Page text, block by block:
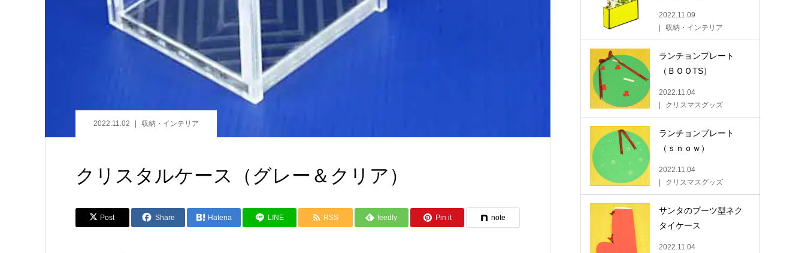
2022.11.02 収納・インテリア
クリスタルケース（グレー＆クリア）
Post Share Hatena LINE RSS feedly Pin it note
2022.11.09
収納・インテリア
ランチョンプレート
（ＢＯＯTS）
2022.11.04
クリスマスグッズ
ランチョンプレート
（ｓｎｏｗ）
2022.11.04
クリスマスグッズ
サンタのブーツ型ネク
タイケース
2022.11.04